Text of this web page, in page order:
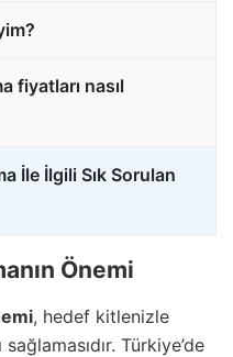
fiyatları nasıl
İle İlgili Sık Sorulan
Önemi
, hedef kitlenizle
Türkiye’de